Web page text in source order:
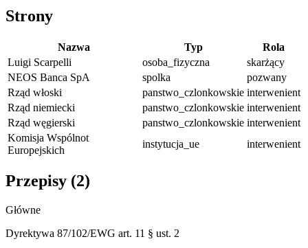
Strony
Nazwa Typ
Rola
Luigi Scarpelli
osoba_fizyczna
skarżący
NEOS Banca SpA
spolka
pozwany
Rząd włoski
panstwo_czlonkowskie interwenient
Rząd niemiecki
panstwo_czlonkowskie interwenient
Rząd węgierski
panstwo_czlonkowskie interwenient
Komisja Wspólnot
Europejskich
instytucja_ue interwenient
Przepisy (2)
Główne
Dyrektywa 87/102/EWG art. 11 § ust. 2